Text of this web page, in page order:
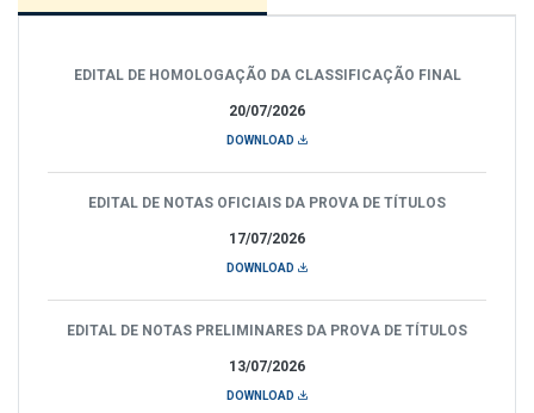
20/07/2026
EDITAL DE HOMOLOGAÇÃO DA CLASSIFICAÇÃO FINAL
DOWNLOAD
17/07/2026
EDITAL DE NOTAS OFICIAIS DA PROVA DE TÍTULOS
DOWNLOAD
13/07/2026
EDITAL DE NOTAS PRELIMINARES DA PROVA DE TÍTULOS
DOWNLOAD